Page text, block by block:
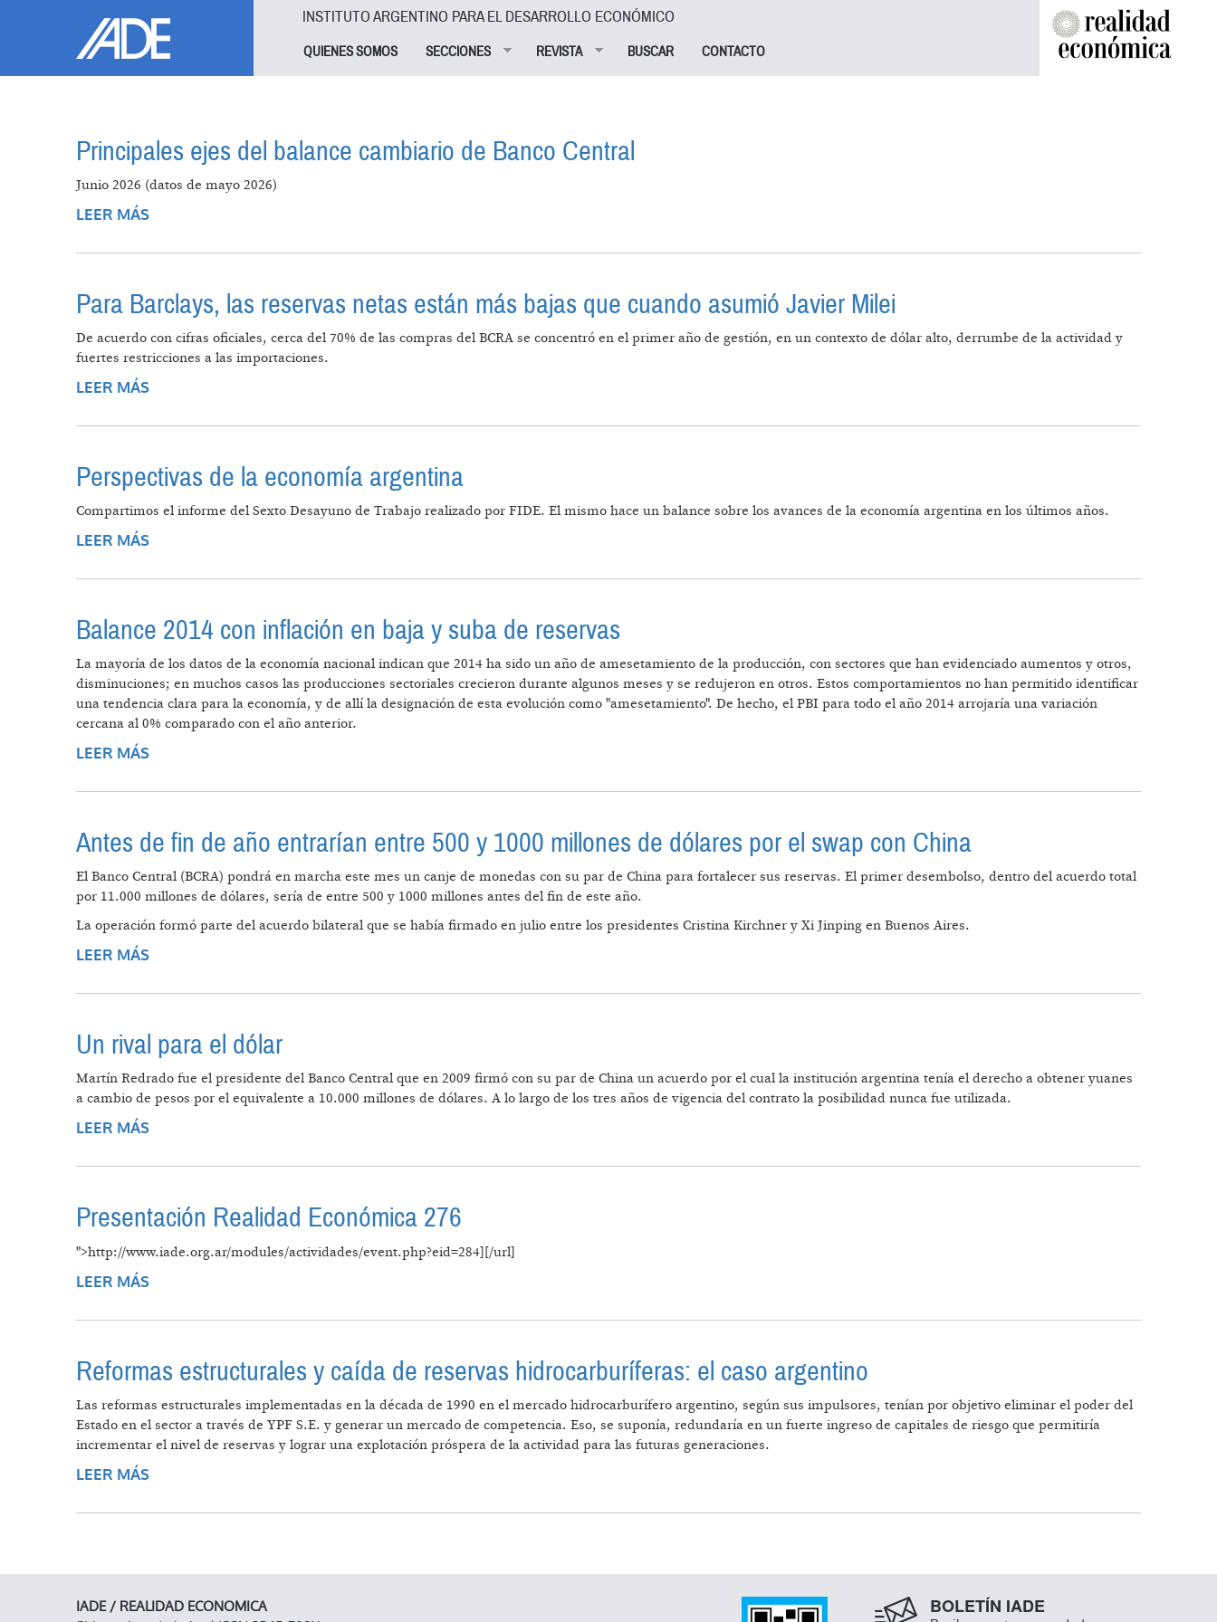
INSTITUTO ARGENTINO PARA EL DESARROLLO ECONÓMICO
QUIENES SOMOS SECCIONES REVISTA BUSCAR CONTACTO
Principales ejes del balance cambiario de Banco Central
Junio 2026 (datos de mayo 2026)
LEER MÁS
Para Barclays, las reservas netas están más bajas que cuando asumió Javier Milei
De acuerdo con cifras oficiales, cerca del 70% de las compras del BCRA se concentró en el primer año de gestión, en un contexto de dólar alto, derrumbe de la actividad y
fuertes restricciones a las importaciones.
LEER MÁS
Perspectivas de la economía argentina
Compartimos el informe del Sexto Desayuno de Trabajo realizado por FIDE. El mismo hace un balance sobre los avances de la economía argentina en los últimos años.
LEER MÁS
Balance 2014 con inflación en baja y suba de reservas
La mayoría de los datos de la economía nacional indican que 2014 ha sido un año de amesetamiento de la producción, con sectores que han evidenciado aumentos y otros,
disminuciones; en muchos casos las producciones sectoriales crecieron durante algunos meses y se redujeron en otros. Estos comportamientos no han permitido identificar
una tendencia clara para la economía, y de allí la designación de esta evolución como "amesetamiento". De hecho, el PBI para todo el año 2014 arrojaría una variación
cercana al 0% comparado con el año anterior.
LEER MÁS
Antes de fin de año entrarían entre 500 y 1000 millones de dólares por el swap con China
El Banco Central (BCRA) pondrá en marcha este mes un canje de monedas con su par de China para fortalecer sus reservas. El primer desembolso, dentro del acuerdo total
por 11.000 millones de dólares, sería de entre 500 y 1000 millones antes del fin de este año.
La operación formó parte del acuerdo bilateral que se había firmado en julio entre los presidentes Cristina Kirchner y Xi Jinping en Buenos Aires.
LEER MÁS
Un rival para el dólar
Martín Redrado fue el presidente del Banco Central que en 2009 firmó con su par de China un acuerdo por el cual la institución argentina tenía el derecho a obtener yuanes
a cambio de pesos por el equivalente a 10.000 millones de dólares. A lo largo de los tres años de vigencia del contrato la posibilidad nunca fue utilizada.
LEER MÁS
Presentación Realidad Económica 276
">http://www.iade.org.ar/modules/actividades/event.php?eid=284][/url]
LEER MÁS
Reformas estructurales y caída de reservas hidrocarburíferas: el caso argentino
Las reformas estructurales implementadas en la década de 1990 en el mercado hidrocarburífero argentino, según sus impulsores, tenían por objetivo eliminar el poder del
Estado en el sector a través de YPF S.E. y generar un mercado de competencia. Eso, se suponía, redundaría en un fuerte ingreso de capitales de riesgo que permitiría
incrementar el nivel de reservas y lograr una explotación próspera de la actividad para las futuras generaciones.
LEER MÁS
IADE / REALIDAD ECONOMICA
BOLETÍN IADE